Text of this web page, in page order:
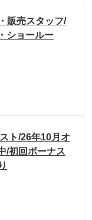
販売スタッフ/
ショールー
ト/26年10月オ
/初回ボーナス